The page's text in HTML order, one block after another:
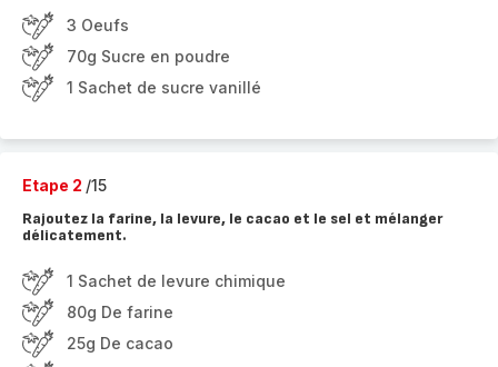
3 Oeufs
70g Sucre en poudre
1 Sachet de sucre vanillé
Etape 2 /15
Rajoutez la farine, la levure, le cacao et le sel et mélanger
délicatement.
1 Sachet de levure chimique
80g De farine
25g De cacao